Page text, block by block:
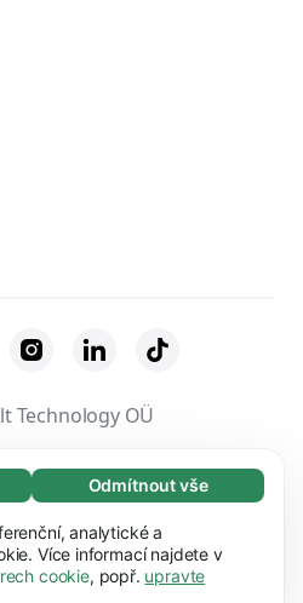
umožňují využívat
základním funkcím,
Bez těchto souborů
Odmítnout vše
analytické a
Více informací najdete v
cookie, popř. upravte
Technology OÜ
Obchodní podmínky
údajů
Soubory cookie